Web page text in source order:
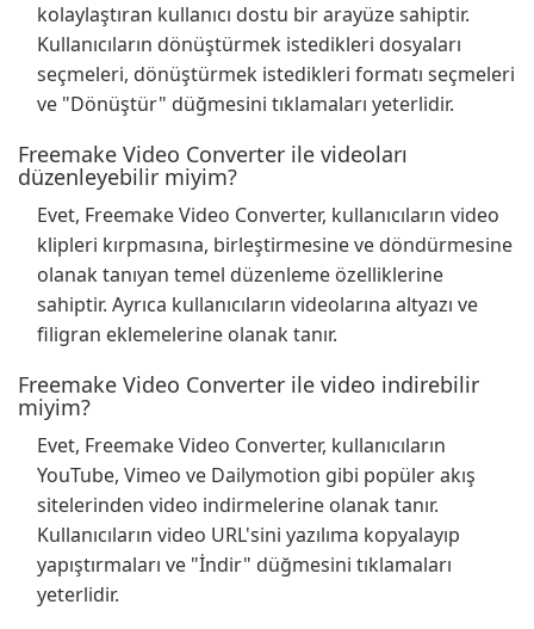
kolaylaştıran kullanıcı dostu bir arayüze sahiptir.
Kullanıcıların dönüştürmek istedikleri dosyaları
seçmeleri, dönüştürmek istedikleri formatı seçmeleri
ve "Dönüştür" düğmesini tıklamaları yeterlidir.
Freemake Video Converter ile videoları
düzenleyebilir miyim?
Evet, Freemake Video Converter, kullanıcıların video
klipleri kırpmasına, birleştirmesine ve döndürmesine
olanak tanıyan temel düzenleme özelliklerine
sahiptir. Ayrıca kullanıcıların videolarına altyazı ve
filigran eklemelerine olanak tanır.
Freemake Video Converter ile video indirebilir
miyim?
Evet, Freemake Video Converter, kullanıcıların
YouTube, Vimeo ve Dailymotion gibi popüler akış
sitelerinden video indirmelerine olanak tanır.
Kullanıcıların video URL'sini yazılıma kopyalayıp
yapıştırmaları ve "İndir" düğmesini tıklamaları
yeterlidir.